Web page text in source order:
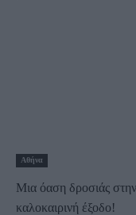
Αθήνα
Μια όαση δροσιάς
καλοκαιρινή έξοδο!